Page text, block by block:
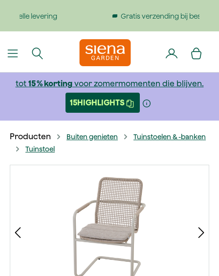
gaan
Gratis verzending bij bestellingen boven €199
tot 15 % kortingvoor zomermomenten die blijven.
15HIGHLIGHTS
Producten Buiten genieten
Tuinstoelen & -banken
Tuinstoel